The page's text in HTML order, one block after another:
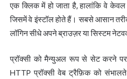
एक क्लिक में हो जाता है, हालांकि वे
जिसमें वे इंस्टॉल होते हैं। सबसे आसान
लॉगिन सीधे अपने ब्राउज़र या सिस्टम
प्रॉक्सी को मैन्युअल रूप से सेट करने पर
HTTP प्रॉक्सी वेब ट्रैफ़िक को